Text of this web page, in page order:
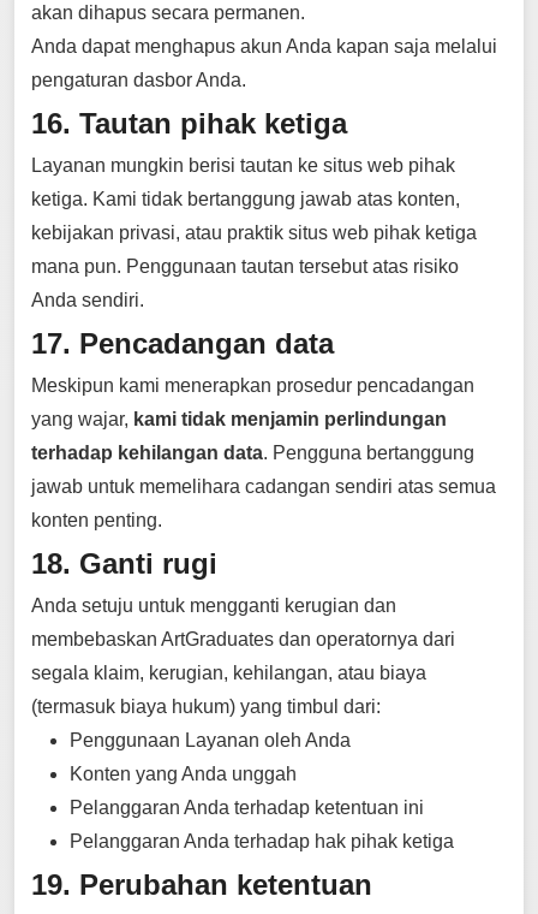
akan dihapus secara permanen.
Anda dapat menghapus akun Anda kapan saja melalui
pengaturan dasbor Anda.
16. Tautan pihak ketiga
Layanan mungkin berisi tautan ke situs web pihak
ketiga. Kami tidak bertanggung jawab atas konten,
kebijakan privasi, atau praktik situs web pihak ketiga
mana pun. Penggunaan tautan tersebut atas risiko
Anda sendiri.
17. Pencadangan data
Meskipun kami menerapkan prosedur pencadangan
yang wajar, kami tidak menjamin perlindungan
terhadap kehilangan data. Pengguna bertanggung
jawab untuk memelihara cadangan sendiri atas semua
konten penting.
18. Ganti rugi
Anda setuju untuk mengganti kerugian dan
membebaskan ArtGraduates dan operatornya dari
segala klaim, kerugian, kehilangan, atau biaya
(termasuk biaya hukum) yang timbul dari:
Penggunaan Layanan oleh Anda
Konten yang Anda unggah
Pelanggaran Anda terhadap ketentuan ini
Pelanggaran Anda terhadap hak pihak ketiga
19. Perubahan ketentuan